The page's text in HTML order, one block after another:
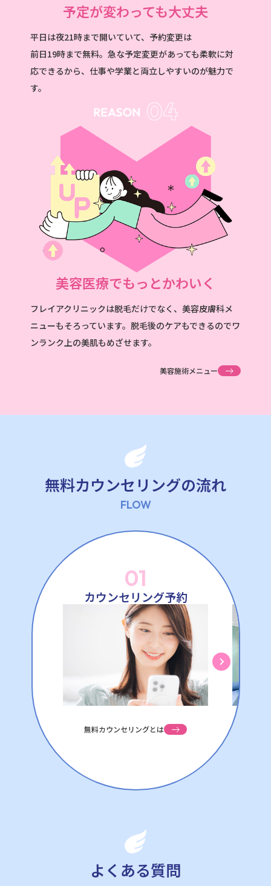
予定が変わっても大丈夫
平日は夜21時まで開いていて、予約変更は
前日19時まで無料。急な予定変更があっても柔軟に対
応できるから、仕事や学業と両立しやすいのが魅力で
す。
美容医療でもっとかわいく
フレイアクリニックは脱毛だけでなく、美容皮膚科メ
ニューもそろっています。脱毛後のケアもできるのでワ
ンランク上の美肌もめざせます。
美容施術メニュー
無料カウンセリングの流れ
FLOW
01
カウンセリング予約
無料カウンセリングとは
よくある質問